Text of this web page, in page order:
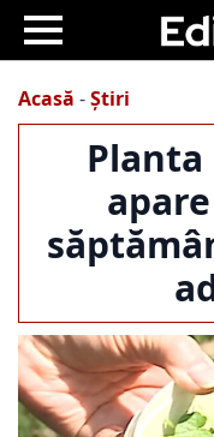
Acasă -Știri
Planta